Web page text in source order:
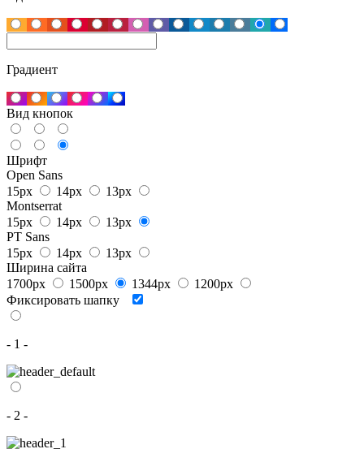
Градиент
Вид кнопок
Шрифт
Open Sans
15px
14px
13px
Montserrat
15px
14px
13px
PT Sans
15px
14px
13px
Ширина сайта
1700px
1500px 1344px
1200px
Фиксировать шапку
- 1 -
- 2 -